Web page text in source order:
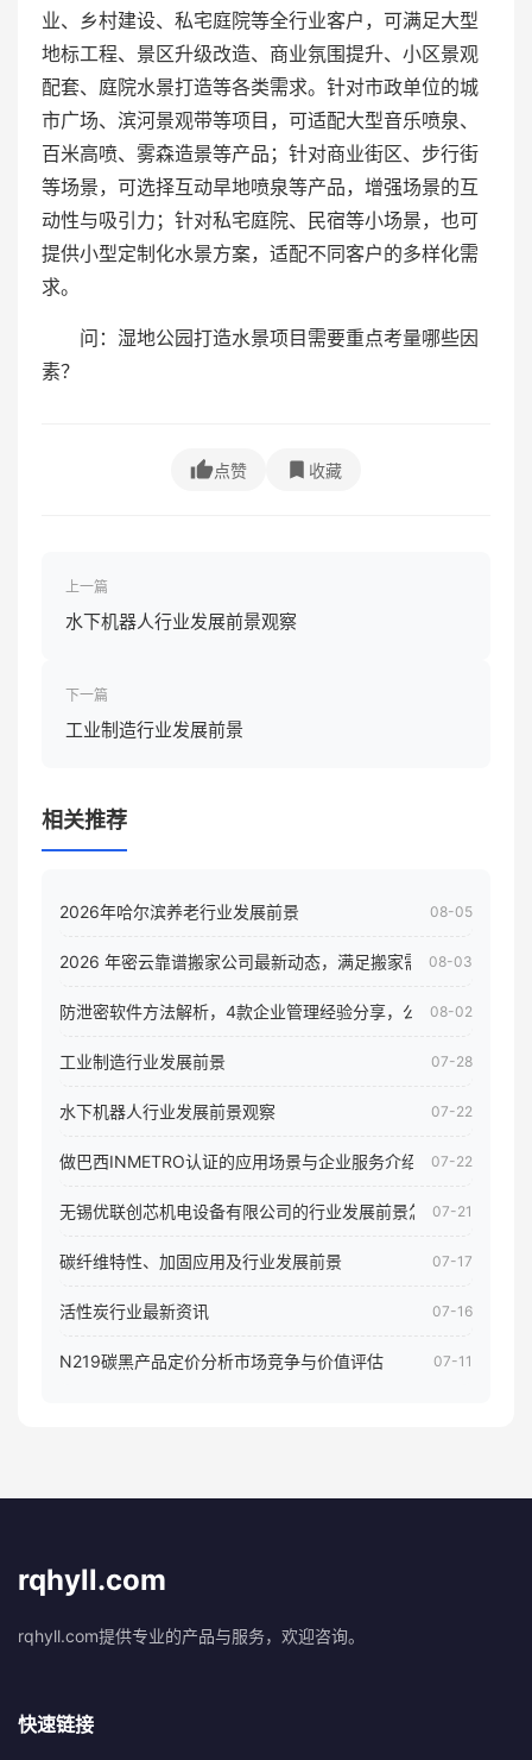
业、乡村建设、私宅庭院等全行业客户，可满足大型
地标工程、景区升级改造、商业氛围提升、小区景观
配套、庭院水景打造等各类需求。针对市政单位的城
市广场、滨河景观带等项目，可适配大型音乐喷泉、
百米高喷、雾森造景等产品；针对商业街区、步行街
等场景，可选择互动旱地喷泉等产品，增强场景的互
动性与吸引力；针对私宅庭院、民宿等小场景，也可
提供小型定制化水景方案，适配不同客户的多样化需
求。
问：湿地公园打造水景项目需要重点考量哪些因
素？
点赞 收藏
上一篇
水下机器人行业发展前景观察
下一篇
工业制造行业发展前景
相关推荐
2026年哈尔滨养老行业发展前景 08-05
2026 年密云靠谱搬家公司最新动态，满足搬家需求！08-03
防泄密软件方法解析，4款企业管理经验分享，公司员工电脑核
08-02
工业制造行业发展前景 07-28
水下机器人行业发展前景观察 07-22
做巴西INMETRO认证的应用场景与企业服务介绍 07-22
无锡优联创芯机电设备有限公司的行业发展前景怎样07-21
碳纤维特性、加固应用及行业发展前景 07-17
活性炭行业最新资讯 07-16
N219碳黑产品定价分析市场竞争与价值评估 07-11
rqhyll.com
rqhyll.com提供专业的产品与服务，欢迎咨询。
快速链接